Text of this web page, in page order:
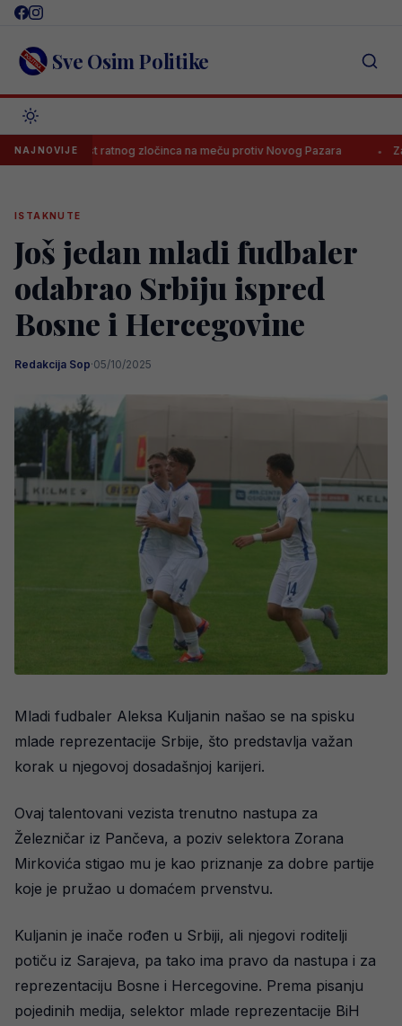
Skip
content Sve Osim Politike
NAJNOVIJE
čast ratnog zločinca na meču protiv Novog Pazara Zašto su
ISTAKNUTE
Još jedan mladi fudbaler
odabrao Srbiju ispred
Bosne i Hercegovine
Redakcija Sop·05/10/2025
Mladi fudbaler Aleksa Kuljanin našao se na spisku
mlade reprezentacije Srbije, što predstavlja važan
korak u njegovoj dosadašnjoj karijeri.
Ovaj talentovani vezista trenutno nastupa za
Železničar iz Pančeva, a poziv selektora Zorana
Mirkovića stigao mu je kao priznanje za dobre partije
koje je pružao u domaćem prvenstvu.
Kuljanin je inače rođen u Srbiji, ali njegovi roditelji
potiču iz Sarajeva, pa tako ima pravo da nastupa i za
reprezentaciju Bosne i Hercegovine. Prema pisanju
pojedinih medija, selektor mlade reprezentacije BiH